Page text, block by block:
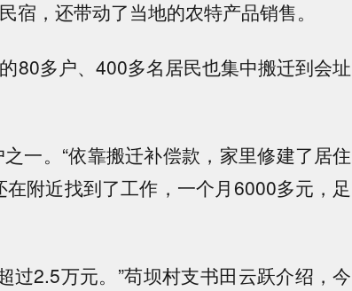
宿，还带动了当地的农特产品销售。
80多户、400多名居民也集中搬迁到会址
一。“依靠搬迁补偿款，家里修建了居住
附近找到了工作，一个月6000多元，足
过2.5万元。”苟坝村支书田云跃介绍，今